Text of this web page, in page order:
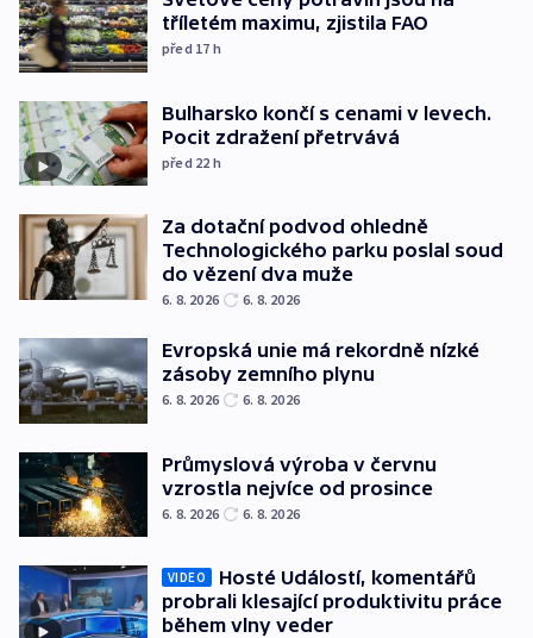
tříletém maximu, zjistila FAO
před 17 h
Bulharsko končí s cenami v levech.
Pocit zdražení přetrvává
před 22 h
Za dotační podvod ohledně
Technologického parku poslal soud
do vězení dva muže
6. 8. 2026 6. 8. 2026
Evropská unie má rekordně nízké
zásoby zemního plynu
6. 8. 2026 6. 8. 2026
Průmyslová výroba v červnu
vzrostla nejvíce od prosince
6. 8. 2026 6. 8. 2026
VIDEO
Hosté Událostí, komentářů
probrali klesající produktivitu práce
během vlny veder